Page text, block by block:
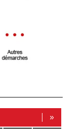
»